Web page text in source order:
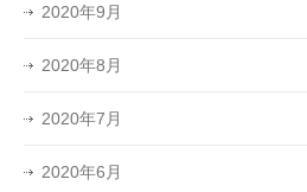
2020年9月
2020年8月
2020年7月
2020年6月